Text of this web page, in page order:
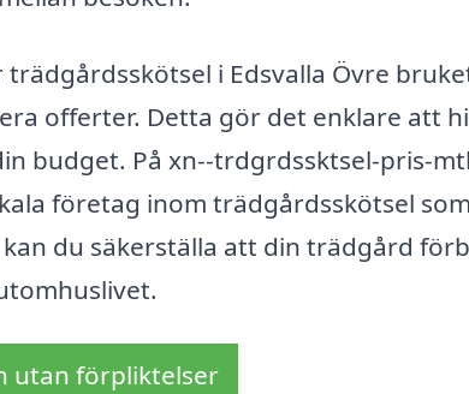
i Edsvalla Övre
offerter. Detta gör det enklare att
budget. På xn--trdgrdssktsel-pris-
företag inom trädgårdsskötsel
du säkerställa att din trädgård
utan förpliktelser